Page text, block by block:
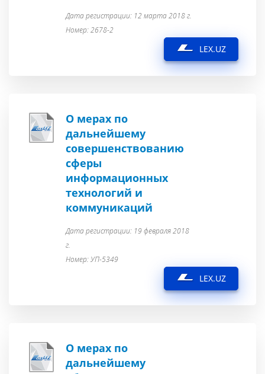
Дата регистрации: 12 марта 2018 г.
Номер: 2678-2
LEX.UZ
О мерах по
дальнейшему
совершенствованию
сферы
информационных
технологий и
коммуникаций
Дата регистрации: 19 февраля 2018
г.
Номер: УП-5349
LEX.UZ
О мерах по
дальнейшему